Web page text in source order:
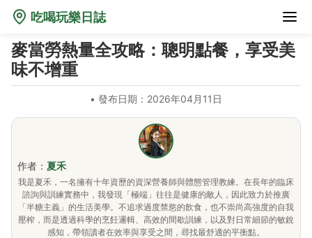
吃喝玩樂日誌
麥當勞熱量全攻略：聰明點餐，享受美
味不增重
• 發布日期：2026年04月11日
作者： 夏禾
我是夏禾，一名擁有十年資歷的資深營養師與體態管理教練。在長年的臨床
諮詢與訓練實務中，我發現「極端」往往是健康的敵人，因此致力於推廣
「半糖主義」的生活美學。不追求過度禁慾的飲食，也不崇尚高強度的自我
壓榨，而是透過科學的烹飪邏輯、高效的間歇訓練，以及對日常細節的敏銳
感知，帶領讀者在效率與享受之間，尋找最舒適的平衡點。